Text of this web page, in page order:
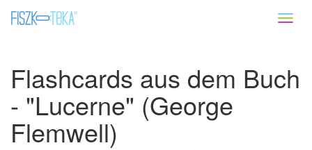
Flashcards aus dem Buch
- "Lucerne" (George
Flemwell)